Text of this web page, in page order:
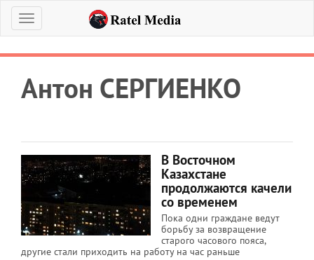
Меню
Антон СЕРГИЕНКО
В Восточном
Казахстане
продолжаются качели
со временем
Пока одни граждане ведут
борьбу за возвращение
старого часового пояса,
другие стали приходить на работу на час раньше